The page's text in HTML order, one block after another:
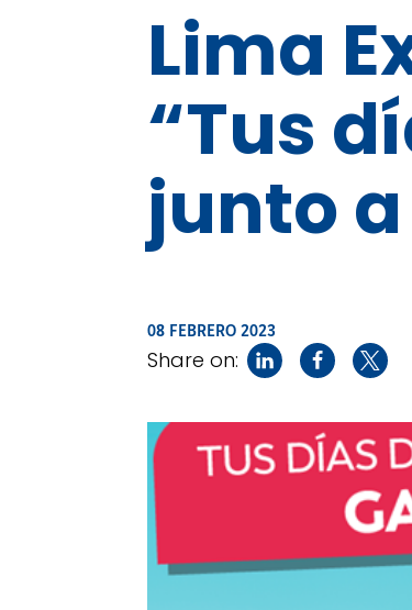
Lima
“Tus
junto
08 FEBRERO 2023
Share on: